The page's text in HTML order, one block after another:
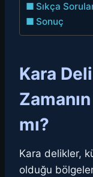
Sıkça
Sonuç
Kara
mı?
Kara delikler,
olduğu